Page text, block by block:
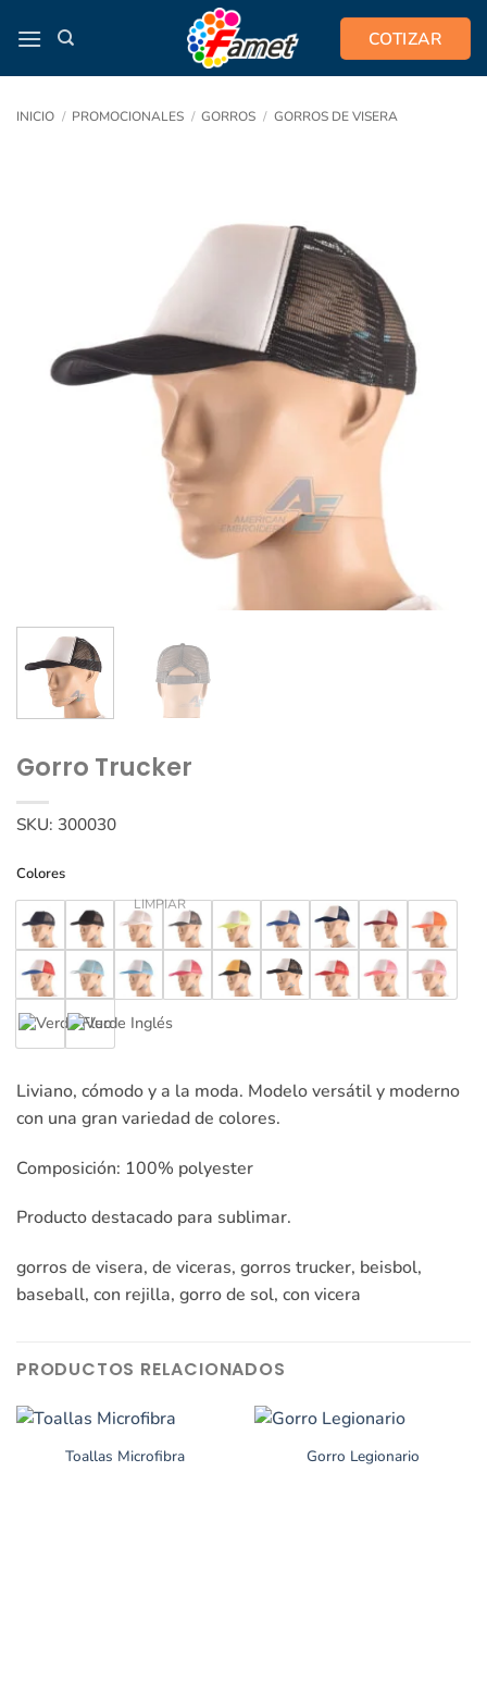
COTIZAR
INICIO / PROMOCIONALES / GORROS / GORROS DE VISERA
Gorro Trucker
SKU: 300030
Colores
LIMPIAR
Liviano, cómodo y a la moda. Modelo versátil y moderno
con una gran variedad de colores.
Composición: 100% polyester
Producto destacado para sublimar.
gorros de visera, de viceras, gorros trucker, beisbol,
baseball, con rejilla, gorro de sol, con vicera
PRODUCTOS RELACIONADOS
Toallas Microfibra Gorro Legionario